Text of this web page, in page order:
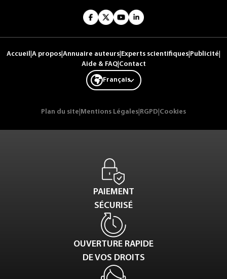
Accueil A propos Annuaire auteurs Experts scientifiques Publicité
Aide & FAQ| Contact
Français
Plan du site Mentions Légales RGPD Cookies
PAIEMENT
SÉCURISÉ
OUVERTURE RAPIDE
DE VOS DROITS